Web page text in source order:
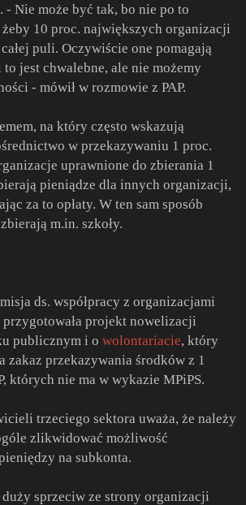
- Nie może być tak, bo nie po to
żeby 10 proc. największych organizacji
puli. Oczywiście one pomagają
jest chwalebne, ale nie możemy
- mówił w rozmowie z PAP.
na który często wskazują
w przekazywaniu 1 proc.
uprawnione do zbierania 1
pieniądze dla innych organizacji,
za to opłaty. W ten sam sposób
m.in. szkoły.
ds. współpracy z organizacjami
projekt nowelizacji
publicznym i o wolontariacie, który
zakaz przekazywania środków z 1
których nie ma w wykazie MPiPS.
trzeciego sektora uważa, że należy
zlikwidować możliwość
na subkonta.
sprzeciw ze strony organizacji